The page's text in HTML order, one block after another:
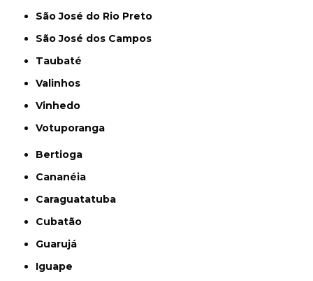
São José do Rio Preto
São José dos Campos
Taubaté
Valinhos
Vinhedo
Votuporanga
Bertioga
Cananéia
Caraguatatuba
Cubatão
Guarujá
Iguape